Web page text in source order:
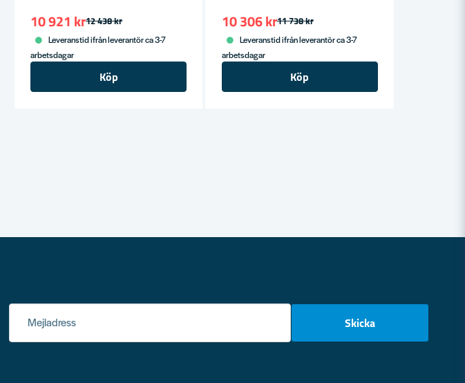
12 438 kr
10 921 kr
Leveranstid ifrån leverantör ca 3-7
arbetsdagar
Köp
11 738 kr
10 306 kr
Leveranstid ifrån leverantör ca 3-7
arbetsdagar
Köp
Mejladress Skicka